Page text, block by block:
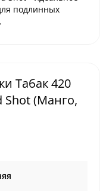
подлинных
Табак 420
Shot (Манго,